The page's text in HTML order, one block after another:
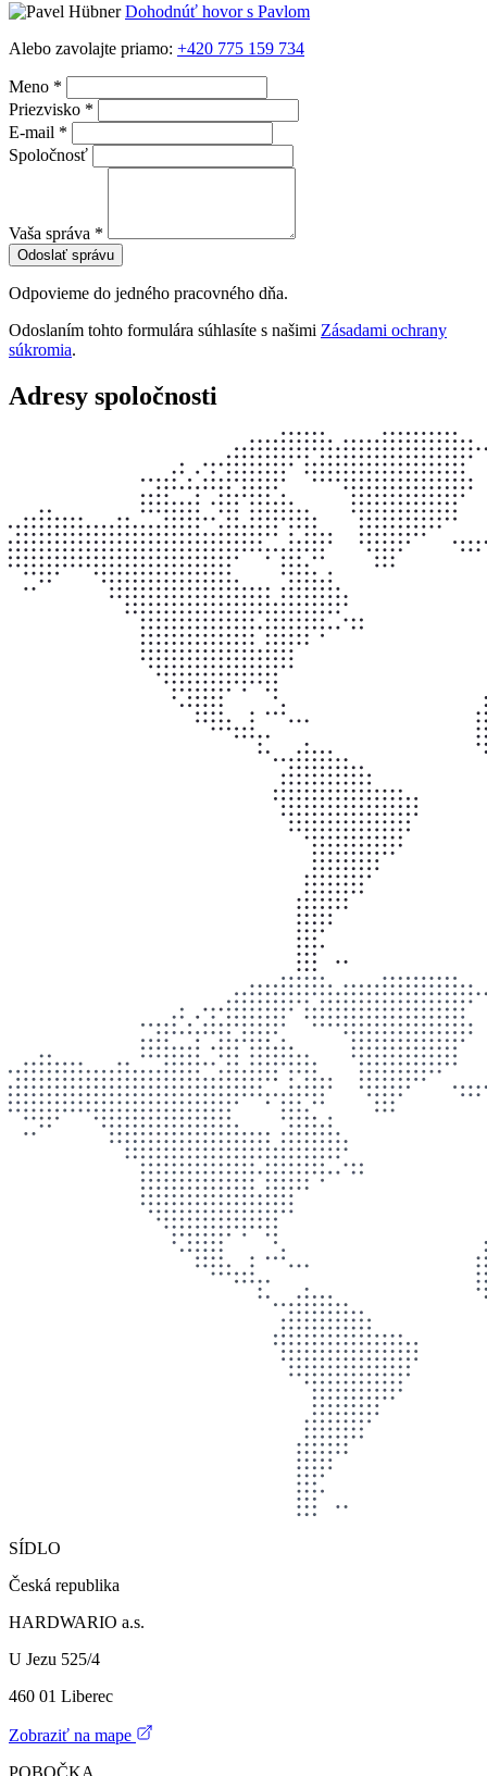
Dohodnúť hovor s Pavlom
Alebo zavolajte priamo: +420 775 159 734
Meno *
Priezvisko *
E‑mail *
Spoločnosť
Vaša správa *
Odoslať správu
Odpovieme do jedného pracovného dňa.
Odoslaním tohto formulára súhlasíte s našimi Zásadami ochrany
súkromia.
Adresy spoločnosti
SÍDLO
Česká republika
HARDWARIO a.s.
U Jezu 525/4
460 01 Liberec
Zobraziť na mape